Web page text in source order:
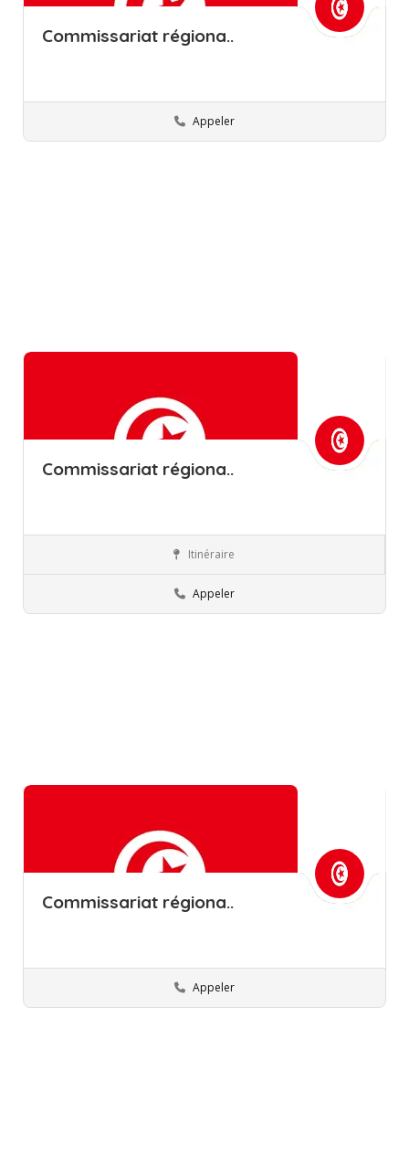
Commissariat régiona..
Commissions régionales de l’éducation
Appeler
Commissariat régiona..
Commissions régionales de l’éducation
Itinéraire
Appeler
Commissariat régiona..
Commissions régionales de l’éducation
Appeler